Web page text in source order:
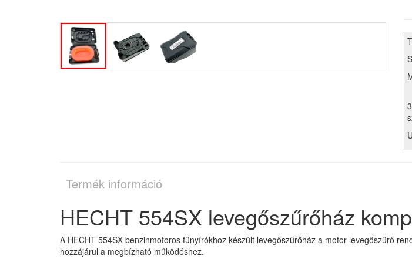
Termék információ
HECHT 554SX levegőszűrőház
A HECHT 554SX benzinmotoros fűnyírókhoz készült levegőszűrőház a motor levegőszűrő
hozzájárul a megbízható működéshez.